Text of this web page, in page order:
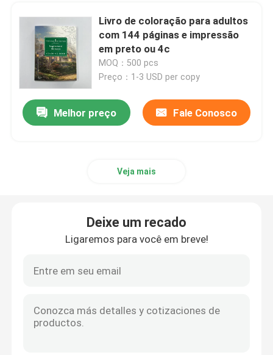
Produtos
Vídeos
Sobre nós
Peça umas citações
Impressão de livros de mesa
Livro de coloração para adultos
com 144 páginas e impressão
em preto ou 4c
MOQ：500 pcs
Preço：1-3 USD per copy
Melhor preço Fale Conosco
Veja mais
Deixe um recado
Ligaremos para você em breve!